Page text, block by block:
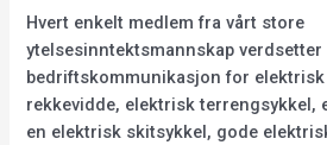
Hvert enkelt medlem fra vårt store
ytelsesinntektsmannskap
bedriftskommunikasjon for elektrisk
rekkevidde, elektrisk terrengsykkel,
en elektrisk skitsykkel, gode